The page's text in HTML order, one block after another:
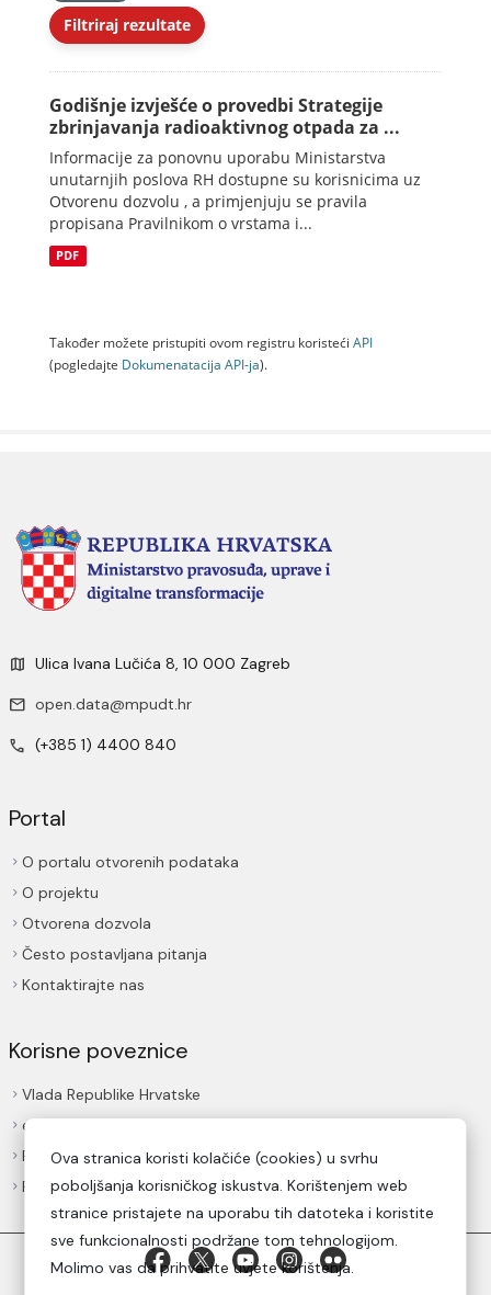
Filtriraj rezultate
Godišnje izvješće o provedbi Strategije
zbrinjavanja radioaktivnog otpada za ...
Informacije za ponovnu uporabu Ministarstva
unutarnjih poslova RH dostupne su korisnicima uz
Otvorenu dozvolu , a primjenjuju se pravila
propisana Pravilnikom o vrstama i...
PDF
Također možete pristupiti ovom registru koristeći API
(pogledajte Dokumenаtаcijа API-jа).